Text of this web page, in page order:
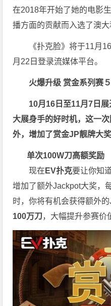
在2018年开始了她的电影
播方面的贡献而入选了澳大
《扑克脸》将于11月
月22日登录流媒体平台。
火爆升级 赏金系列赛
10月16日至11月7日
大展身手的好时机，这一
外，增加了赏金JP靓牌大奖
单次100W刀高额奖励
现在 EV扑克要让你知
增加了额外Jackpot大奖，
时，你将有机会获得额外
100万刀，大幅提升参赛价